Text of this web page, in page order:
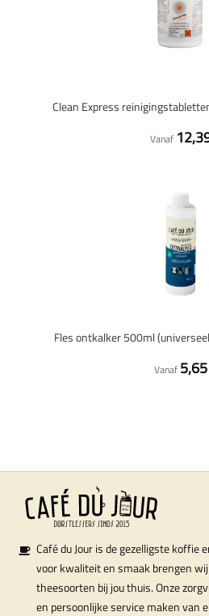
Clean Express
Vanaf
Fles ontkalker 500ml
Vanaf 5,65
Café du Jour is de gezelligste koffie
voor kwaliteit en smaak brengen
theesoorten bij jou thuis. Onze
en persoonlijke service maken van